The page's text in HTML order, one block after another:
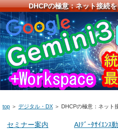
DHCPの極意：ネット接続
top ＞ デジタル・DX ＞ DHCPの極意：ネット
セミナー案内 AIﾃﾞｰﾀｻｲｴﾝｽ